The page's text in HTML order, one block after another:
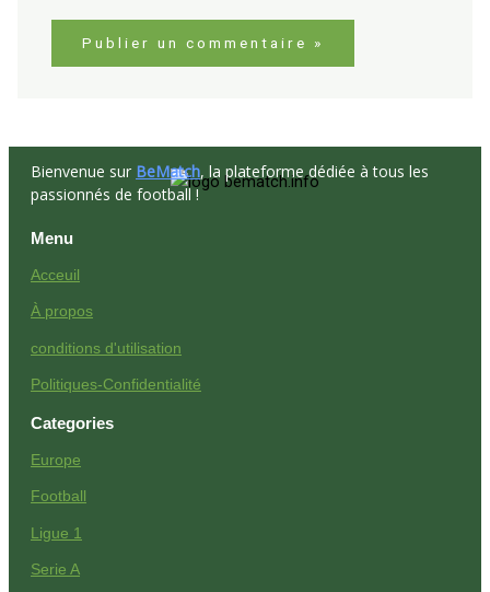
Bienvenue sur BeMatch, la plateforme dédiée à tous les
passionnés de football !
Menu
Acceuil
À propos
conditions d'utilisation
Politiques-Confidentialité
Categories
Europe
Football
Ligue 1
Serie A